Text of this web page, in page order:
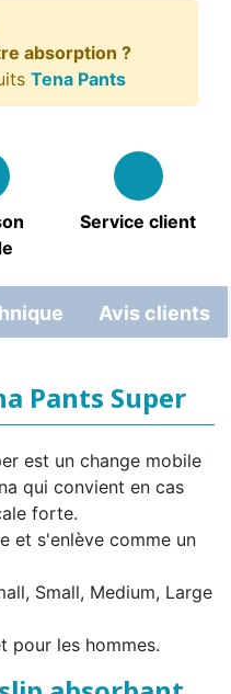
absorption ?
Tena Pants
Service client
Avis clients
Pants Super
est un change mobile
qui convient en cas
forte.
et s'enlève comme un
Small, Medium, Large
pour les hommes.